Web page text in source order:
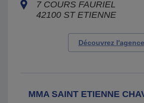
7 COURS FAURIEL
42100 ST ETIENNE
Découvrez l'agence
MMA SAINT ETIENNE